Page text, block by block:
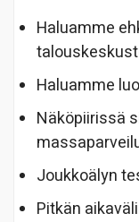
Haluamme
Haluamme
Näköpiirissä
Joukkoälyn
Pitkän